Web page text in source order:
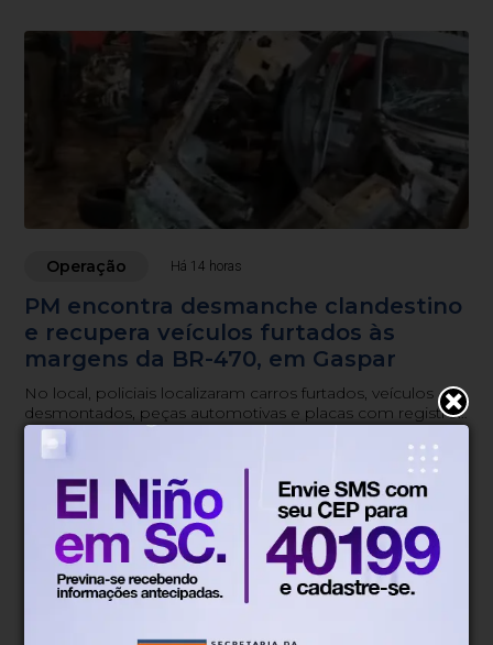
Operação Há 14 horas
PM encontra desmanche clandestino
e recupera veículos furtados às
margens da BR-470, em Gaspar
No local, policiais localizaram carros furtados, veículos
desmontados, peças automotivas e placas com registro
de furto